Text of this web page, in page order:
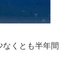
なくとも半年間